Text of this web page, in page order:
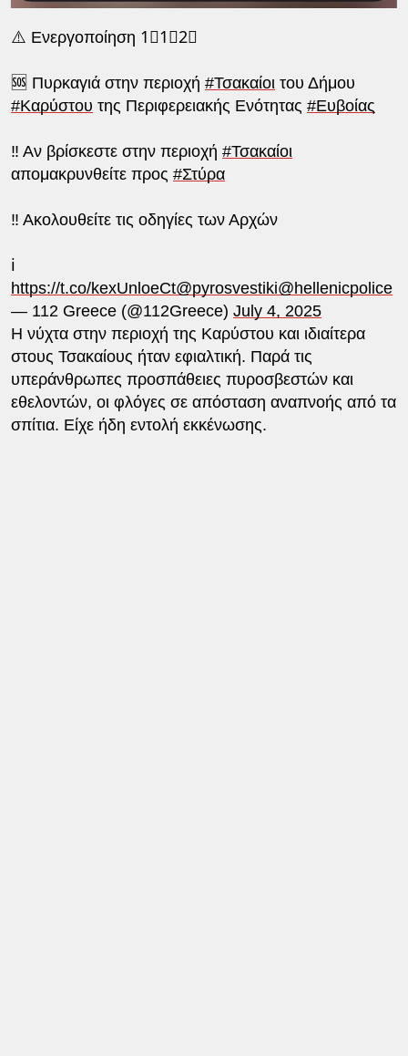
⚠️ Ενεργοποίηση 1⃣1⃣2⃣
🆘 Πυρκαγιά στην περιοχή #Τσακαίοι του Δήμου
#Καρύστου της Περιφερειακής Ενότητας #Ευβοίας
‼️ Αν βρίσκεστε στην περιοχή #Τσακαίοι
απομακρυνθείτε προς #Στύρα
‼️ Ακολουθείτε τις οδηγίες των Αρχών
ℹ️
https://t.co/kexUnloeCt@pyrosvestiki@hellenicpolice
— 112 Greece (@112Greece) July 4, 2025
Η νύχτα στην περιοχή της Καρύστου και ιδιαίτερα
στους Τσακαίους ήταν εφιαλτική. Παρά τις
υπεράνθρωπες προσπάθειες πυροσβεστών και
εθελοντών, οι φλόγες σε απόσταση αναπνοής από τα
σπίτια. Είχε ήδη εντολή εκκένωσης.